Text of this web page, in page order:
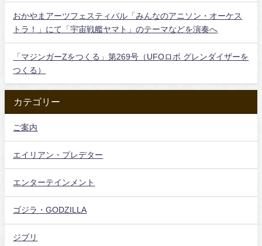
おかやまアーツフェスティバル「みんなのアニソン・オーケス
トラ！」にて「宇宙戦艦ヤマト」のテーマなどを演奏へ
「マジンガーZをつくる」第269号（UFOロボ グレンダイザーを
つくる）
カテゴリー
ご案内
エイリアン・プレデター
エンターテインメント
ゴジラ・GODZILLA
ジブリ